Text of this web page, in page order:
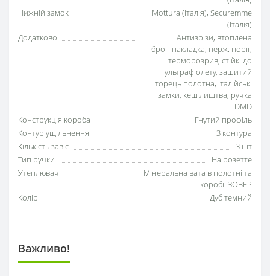
Нижній замок
Mottura (Італія), Securemme
(Італія)
Додатково
Антизрізи, втоплена
бронінакладка, нерж. поріг,
терморозрив, стійкі до
ультрафіолету, зашитий
торець полотна, італійські
замки, кеш лиштва, ручка
DMD
Конструкція короба
Гнутий профіль
Контур ущільнення
3 контура
Кількість завіс
3 шт
Тип ручки
На розетте
Утеплювач
Мінеральна вата в полотні та
коробі ІЗОВЕР
Колір
Дуб темний
Важливо!